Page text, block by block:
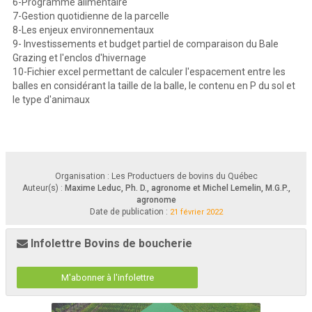
Revue de littérature sur l’utilisation du « Bale Grazing » en production bovine
FIGURE 1 :A UGMENTATION ANNUELLE DE LA VALEUR DES TERRES AGRICOLES —2011-2020.......... 6
F
R
SELON LE NIVEAU DE RENTABILITÉ, MOYENNE PO
CHÉMA DE DISPOSITION DES BALLES EN FONCTION DE L
L’ABREUVOIR ................................................................ ............................................... 19
FIGURE 4 : PLAN DE POSITIONNEMENT DES BALLES SELON LA DISTANCIATION ENTRE LES BALLES
................................ ................................................................ ................................ 20
7-Gestion quotidienne de la parcelle
8-Les enjeux environnementaux
9- Investissements et budget partiel de comparaison du Bale
Grazing et l'enclos d'hivernage
10-Fichier excel permettant de calculer l'espacement entre les
balles en considérant la taille de la balle, le contenu en P du sol et
le type d'animaux
Organisation : Les Productuers de bovins du Québec
Auteur(s) : Maxime Leduc, Ph. D., agronome et Michel Lemelin, M.G.P.,
agronome
Date de publication : 21 février 2022
Infolettre Bovins de boucherie
M'abonner à l'infolettre